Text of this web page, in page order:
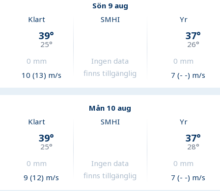
Sön 9 aug
Klart
39°
25°
0 mm
10 (13) m/s
SMHI
Ingen data
finns tillgänglig
Yr
37°
26°
0 mm
7 (- -) m/s
Mån 10 aug
Klart
39°
25°
0 mm
9 (12) m/s
SMHI
Ingen data
finns tillgänglig
Yr
37°
28°
0 mm
7 (- -) m/s